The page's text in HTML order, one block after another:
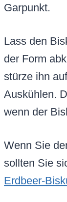
Garpunkt.
Lass den
der Form
stürze ihn
Auskühlen.
wenn der
Wenn Sie
sollten Sie
Erdbeer-